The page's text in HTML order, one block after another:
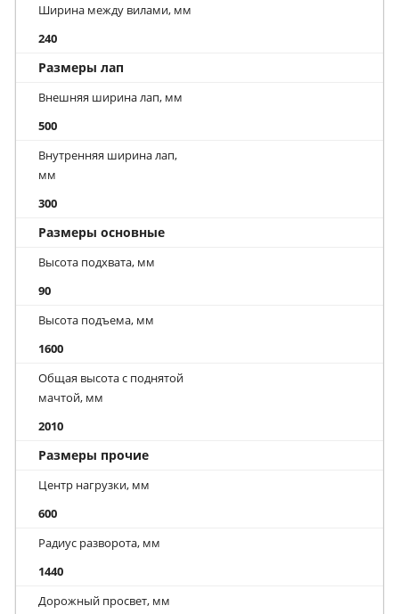
Ширина между вилами, мм
240
Размеры лап
Внешняя ширина лап, мм
500
Внутренняя ширина лап,
мм
300
Размеры основные
Высота подхвата, мм
90
Высота подъема, мм
1600
Общая высота с поднятой
мачтой, мм
2010
Размеры прочие
Центр нагрузки, мм
600
Радиус разворота, мм
1440
Дорожный просвет, мм